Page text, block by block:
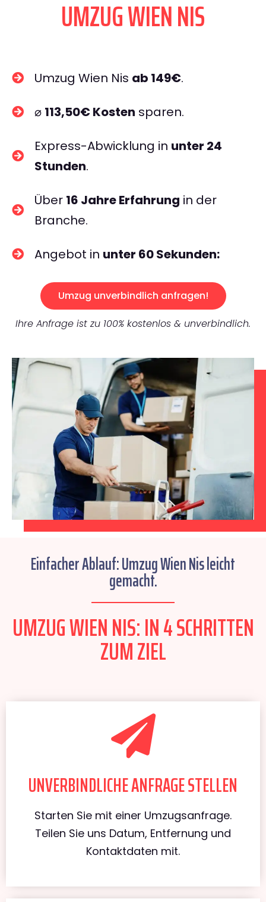
UMZUG WIEN NIS
Umzug Wien Nis ab 149€.
⌀ 113,50€ Kosten sparen.
Express-Abwicklung in unter 24
Stunden.
Über 16 Jahre Erfahrung in der
Branche.
Angebot in unter 60 Sekunden:
Umzug unverbindlich anfragen!
Ihre Anfrage ist zu 100% kostenlos & unverbindlich.
Einfacher Ablauf: Umzug Wien Nis leicht
gemacht.
UMZUG WIEN NIS: IN 4 SCHRITTEN
ZUM ZIEL
UNVERBINDLICHE ANFRAGE STELLEN
Starten Sie mit einer Umzugsanfrage.
Teilen Sie uns Datum, Entfernung und
Kontaktdaten mit.